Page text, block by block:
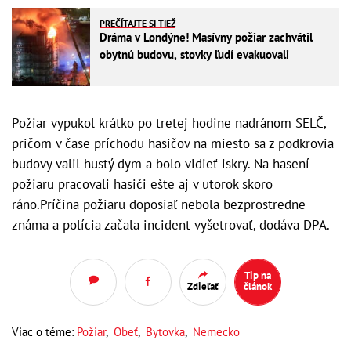
PREČÍTAJTE SI TIEŽ
Dráma v Londýne! Masívny požiar zachvátil
obytnú budovu, stovky ľudí evakuovali
Požiar vypukol krátko po tretej hodine nadránom SELČ,
pričom v čase príchodu hasičov na miesto sa z podkrovia
budovy valil hustý dym a bolo vidieť iskry. Na hasení
požiaru pracovali hasiči ešte aj v utorok skoro
ráno.Príčina požiaru doposiaľ nebola bezprostredne
známa a polícia začala incident vyšetrovať, dodáva DPA.
Zdieľať
Tip na
článok
Viac o téme: Požiar, Obeť, Bytovka, Nemecko